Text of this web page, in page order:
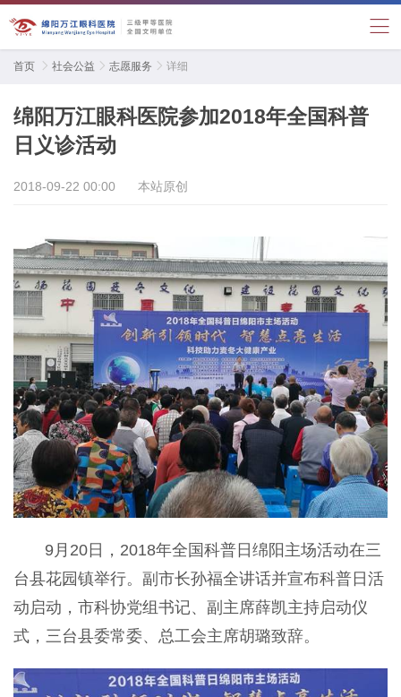
首页  社会公益  志愿服务  详细
绵阳万江眼科医院参加2018年全国科普
日义诊活动
2018-09-22 00:00 本站原创
9月20日，2018年全国科普日绵阳主场活动在三
台县花园镇举行。副市长孙福全讲话并宣布科普日活
动启动，市科协党组书记、副主席薛凯主持启动仪
式，三台县委常委、总工会主席胡璐致辞。